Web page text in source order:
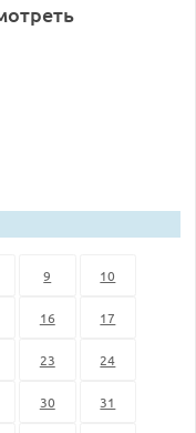
9 10
16 17
23 24
30 31